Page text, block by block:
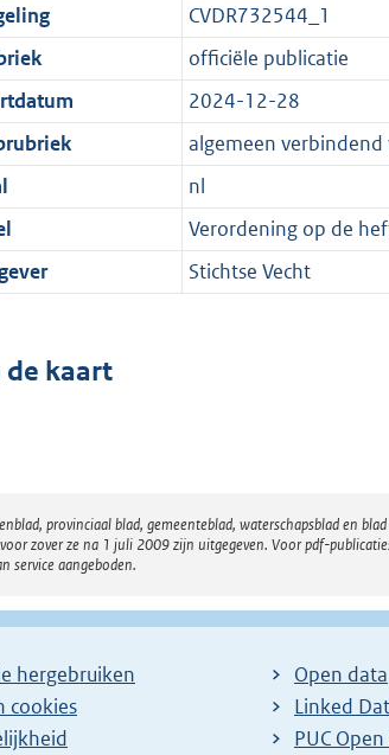
CVDR732544_1
officiële publicatie
2024-12-28
algemeen
nl
Verordening op de
Stichtse Vecht
de kaart
provinciaal blad, gemeenteblad, waterschapsblad en
zover ze na 1 juli 2009 zijn uitgegeven. Voor pdf-
service aangeboden.
hergebruiken
cookies
Open data
Linked
PUC